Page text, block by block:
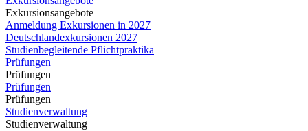
Exkursionsangebote
Anmeldung Exkursionen in 2027
Deutschlandexkursionen 2027
Studienbegleitende Pflichtpraktika
Prüfungen
Prüfungen
Prüfungen
Prüfungen
Studienverwaltung
Studienverwaltung